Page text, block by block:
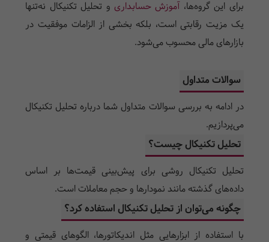
برای این گروه‌ها،آموزش حسابداری و تحلیل تکنیکال نه‌تنها
یک مزیت رقابتی است، بلکه بخشی از الزامات موفقیت در
بازارهای مالی محسوب می‌شود.
سوالات متداول
در ادامه به بررسی سوالات متداول شما درباره تحلیل تکنیکال
می‌پردازیم.
تحلیل تکنیکال چیست؟
تحلیل تکنیکال روشی برای پیش‌بینی قیمت‌ها بر اساس
داده‌های گذشته مانند نمودارها و حجم معاملات است.
چگونه می‌توان از تحلیل تکنیکال استفاده کرد؟
با استفاده از ابزارهایی مثل اندیکاتورها، الگوهای قیمتی و